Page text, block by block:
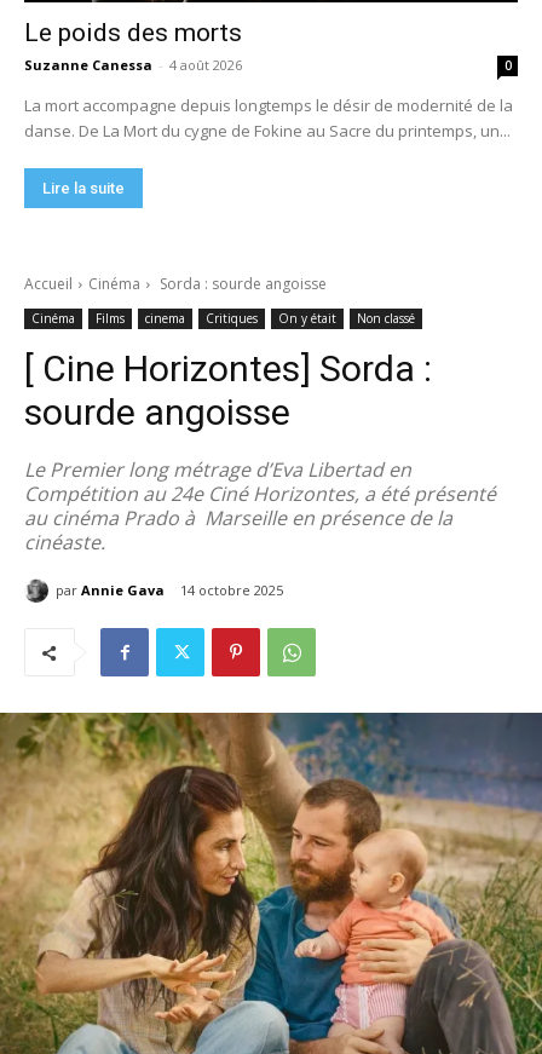
Le poids des morts
Suzanne Canessa - 4 août 2026 0
La mort accompagne depuis longtemps le désir de modernité de la
danse. De La Mort du cygne de Fokine au Sacre du printemps, un...
Lire la suite